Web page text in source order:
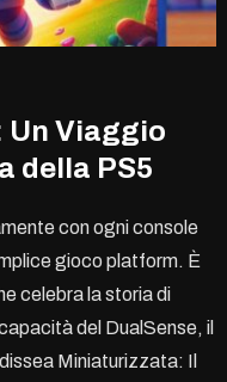
Un Viaggio
della PS5
con ogni console
gioco platform. È
celebra la storia di
del DualSense, il
Miniaturizzata: Il